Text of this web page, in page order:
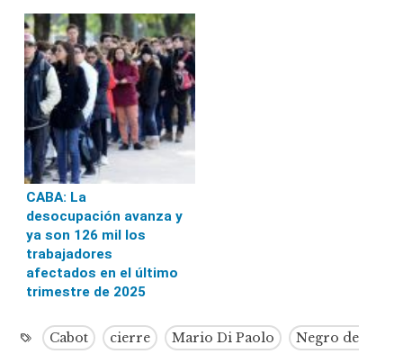
CABA: La
desocupación avanza y
ya son 126 mil los
trabajadores
afectados en el último
trimestre de 2025
Cabot cierre Mario Di Paolo
Negro de